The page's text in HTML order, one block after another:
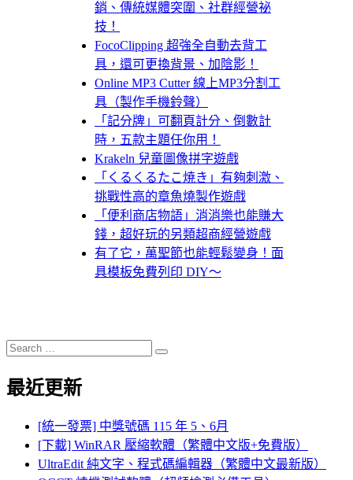
銷、傳統媒體突圍、社群經營祕
技！
FocoClipping 超強全自動去背工
具，還可更換背景、加陰影！
Online MP3 Cutter 線上MP3分割工
具（製作手機鈴聲）
「記分牌」可翻頁計分、倒數計
時，五款主題任你用！
Krakeln 兒童圖像拼字遊戲
「くるくるたこ焼き」有夠刺激、
挑戰性高的章魚燒製作遊戲
「便利商店物語」消消樂也能賺大
錢，超好玩的另類超商經營遊戲
有了它，萬聖節也能輕鬆變身！面
具模板免費列印 DIY～
Search
for:
Search
最近更新
[統一發票] 中獎號碼 115 年 5、6月
[下載] WinRAR 壓縮軟體（繁體中文版+免費版）
UltraEdit 純文字、程式碼編輯器（繁體中文最新版）